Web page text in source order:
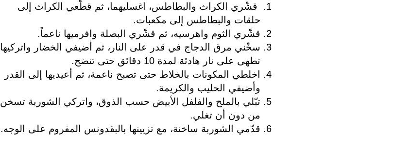
قشّري الكراث والبطاطس، اغسليهما، ثم قطّعي الكراث إلى
حلقات والبطاطس إلى مكعبات.
قشّري الثوم واهرسيه، ثم قشّري البصلة وافرميها ناعماً.
سخّني مرق الدجاج في قدر على النار، ثم أضيفي الخضار واتركيها
تطهى على نار هادئة لمدة 10 دقائق حتى تنضج.
اخلطي المكونات بالخلاط حتى تصبح ناعمة، ثم أعيديها إلى القدر
وأضيفي الحليب والكريمة.
تبّلي بالملح والفلفل الأبيض حسب الذوق، واتركي الشوربة تسخن
من دون أن تغلي.
قدّمي الشوربة ساخنة، مع تزيينها بالبقدونس المفروم على الوجه.